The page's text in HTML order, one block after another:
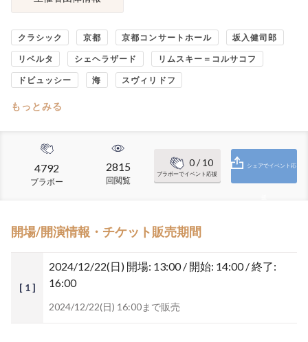
クラシック 京都 京都コンサートホール 坂入健司郎
リベルタ シェヘラザード リムスキー＝コルサコフ
ドビュッシー 海 スヴィリドフ
もっとみる
4792
ブラボー
2815
回閲覧
0/ 10
ブラボーでイベント応援
シェアでイベント応
開場/開演情報・チケット販売期間
[ 1 ]
2024/12/22(日) 開場: 13:00 / 開始: 14:00 / 終了:
16:00
2024/12/22(日) 16:00まで販売